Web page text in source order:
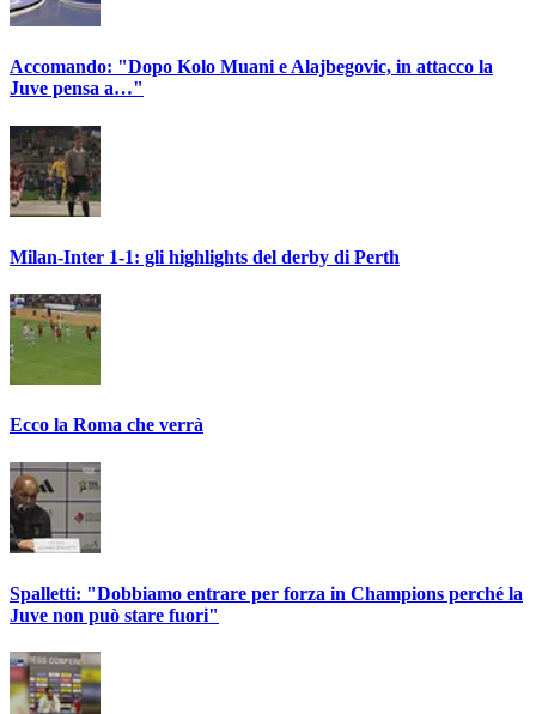
Accomando: "Dopo Kolo Muani e Alajbegovic, in attacco la
Juve pensa a…"
Milan-Inter 1-1: gli highlights del derby di Perth
Ecco la Roma che verrà
Spalletti: "Dobbiamo entrare per forza in Champions perché la
Juve non può stare fuori"